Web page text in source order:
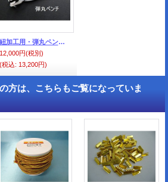
紐加工用・弾丸ペンチ（弾丸細セルは、加工できません）
12,000円(税別)
(税込: 13,200円)
は、こちらもご覧になっていま